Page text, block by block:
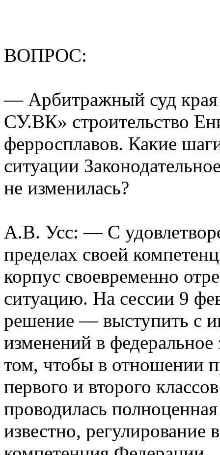
ВОПРОС:
— Арбитражный суд
СУ.ВК» строительство
ферросплавов. Какие
ситуации
не изменилась?
А.В. Усс: — С
пределах своей
корпус своевременно
ситуацию. На сессии 9
решение — выступить с
изменений в федеральное
том, чтобы в отношении
первого и второго
проводилась
известно, регулирование